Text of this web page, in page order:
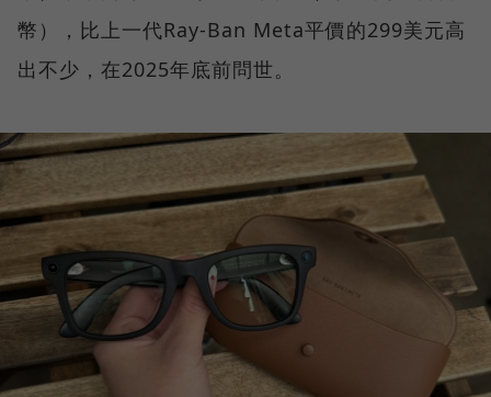
幣），比上一代Ray-Ban Meta平價的299美元高
出不少，在2025年底前問世。